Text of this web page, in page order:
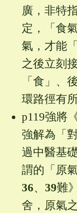
廣，非特
定，「食
氣，才能
之後立刻
「食」、
環路徑有
p119強將
強解為「
過中醫基
謂的「原
36、 39難
舍，原氣